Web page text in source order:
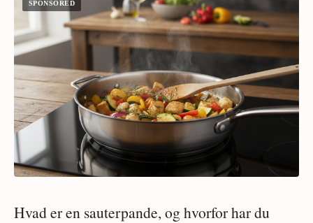
Hvad er en sauterpande, og hvorfor har du